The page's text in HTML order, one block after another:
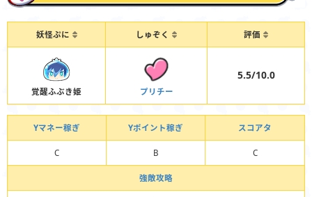
妖怪ぷに しゅぞく 評価
覚醒ふぶき姫 プリチー
5.5/10.0
Yマネー稼ぎ Yポイント稼ぎ スコアタ
C B C
強敵攻略